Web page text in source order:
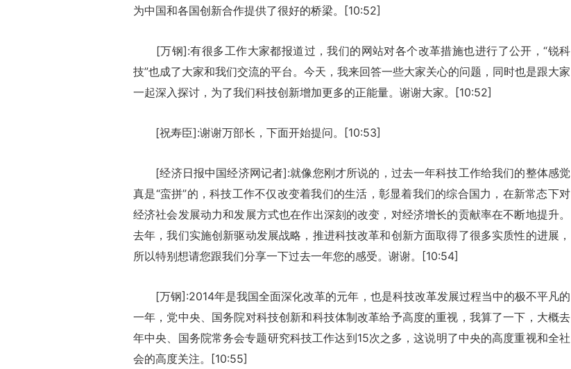
为中国和各国创新合作提供了很好的桥梁。[10:52]
[万钢]:有很多工作大家都报道过，我们的网站对各个改革措施也进行了公开，“锐科
技”也成了大家和我们交流的平台。今天，我来回答一些大家关心的问题，同时也是跟大家
一起深入探讨，为了我们科技创新增加更多的正能量。谢谢大家。[10:52]
[祝寿臣]:谢谢万部长，下面开始提问。[10:53]
[经济日报中国经济网记者]:就像您刚才所说的，过去一年科技工作给我们的整体感觉
真是“蛮拼”的，科技工作不仅改变着我们的生活，彰显着我们的综合国力，在新常态下对
经济社会发展动力和发展方式也在作出深刻的改变，对经济增长的贡献率在不断地提升。
去年，我们实施创新驱动发展战略，推进科技改革和创新方面取得了很多实质性的进展，
所以特别想请您跟我们分享一下过去一年您的感受。谢谢。[10:54]
[万钢]:2014年是我国全面深化改革的元年，也是科技改革发展过程当中的极不平凡的
一年，党中央、国务院对科技创新和科技体制改革给予高度的重视，我算了一下，大概去
年中央、国务院常务会专题研究科技工作达到15次之多，这说明了中央的高度重视和全社
会的高度关注。[10:55]